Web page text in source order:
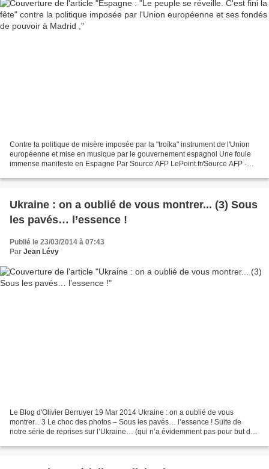
Contre la politique de misère imposée par la "troïka" instrument de l'Union
européenne et mise en musique par le gouvernement espagnol Une foule
immense manifeste en Espagne Par Source AFP LePoint.fr/Source AFP -
Ukraine : on a oublié de vous montrer... (3) Sous
les pavés… l’essence !
Publié le 23/03/2014 à 07:43
Par Jean Lévy
Le Blog d'Olivier Berruyer 19 Mar 2014 Ukraine : on a oublié de vous
montrer... 3 Le choc des photos – Sous les pavés… l’essence ! Suite de
notre série de reprises sur l’Ukraine… (qui n’a évidemment pas pour but de